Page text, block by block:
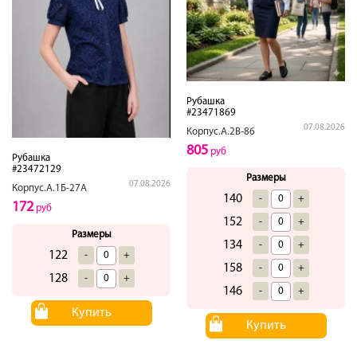
Рубашка
#23472129
Корпус.А.1Б-27А
07.08.2026
172руб
Размеры
122 - +
128 - +
Купить
Рубашка
#23471869
Корпус.А.2В-86
07.08.2026
805 руб
Размеры
140 - +
152 - +
134 - +
158 - +
146 - +
Купить